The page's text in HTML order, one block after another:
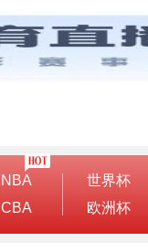
NBA
CBA
世界杯
欧洲杯